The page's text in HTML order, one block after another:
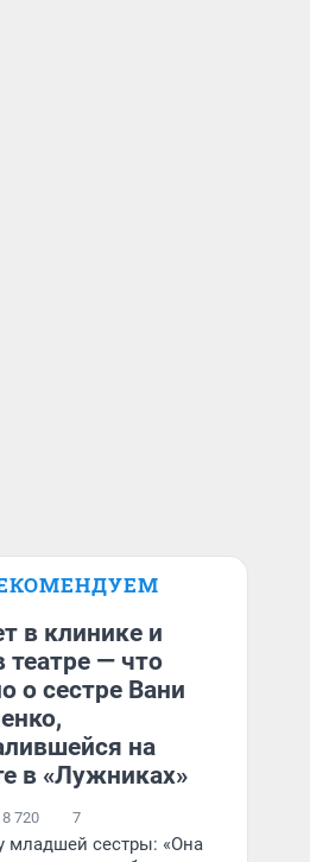
в клинике и
театре — что
о сестре Вани
на
в «Лужниках»
8 720 7
младшей сестры: «Она